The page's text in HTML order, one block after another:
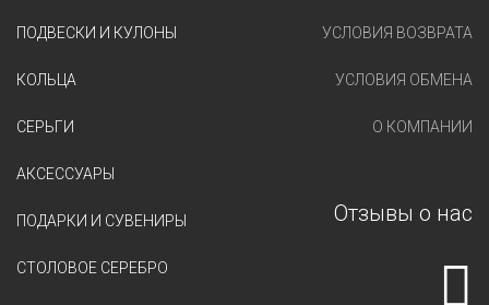
ПОДВЕСКИ И КУЛОНЫ
КОЛЬЦА
СЕРЬГИ
АКСЕССУАРЫ
ПОДАРКИ И СУВЕНИРЫ
СТОЛОВОЕ СЕРЕБРО
УСЛОВИЯ ВОЗВРАТА
УСЛОВИЯ ОБМЕНА
О КОМПАНИИ
Отзывы о нас